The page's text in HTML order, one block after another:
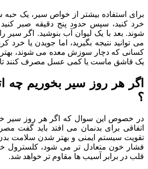
برای استفاده بیشتر از خواص سیر، یک حبه
خرد کنید، سپس حدود پنج دقیقه صبر کنید
شوند. بعد با یک لیوان آب بنوشید. اگر سیر
می توانید نتیجه بگیرید، اما جویدن یا خرد
کسانی که دچار سوزش معده می شوند، بهتر
یک قاشق ماست یا کمی عسل مصرف کنند تا
اگر هر روز سیر بخوریم چه
؟
در خصوص این سوال که اگر هر روز سیر
اتفاقی برای بدنمان می افتد باید گفت
تقویت سیستم ایمنی و بهتر شدن سلامت
فشار خون متعادل تر می شود، کلسترول
قلب در برابر آسیب ها مقاوم تر خواهد شد.